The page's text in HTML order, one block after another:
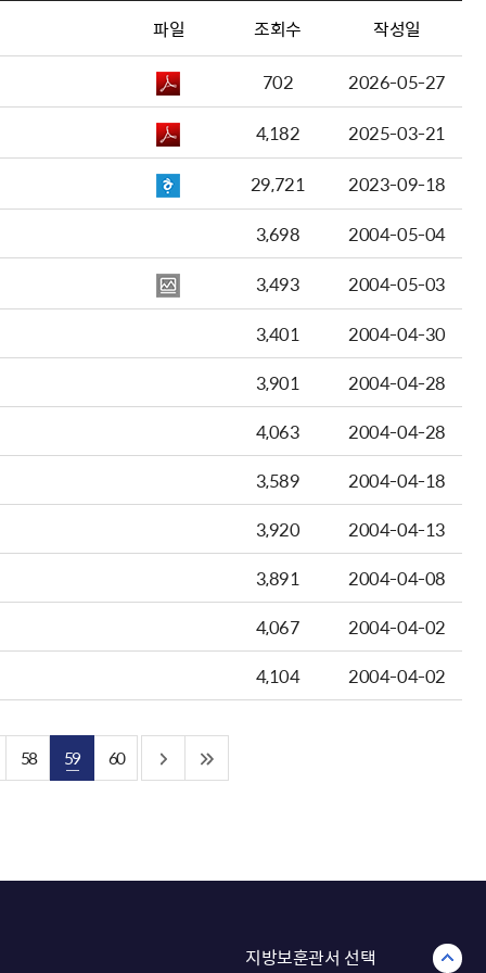
파일 조회수 작성일
702
2026-05-27
4,182
2025-03-21
29,721
2023-09-18
3,698
2004-05-04
3,493
2004-05-03
3,401
2004-04-30
3,901
2004-04-28
4,063
2004-04-28
3,589
2004-04-18
3,920
2004-04-13
3,891
2004-04-08
4,067
2004-04-02
4,104
2004-04-02
58 59 60
지방보훈관서 선택